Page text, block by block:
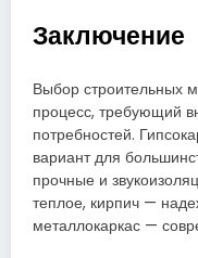
Заключение
Выбор строительных
процесс, требующий
потребностей.
вариант для
прочные и
теплое, кирпич —
металлокаркас —